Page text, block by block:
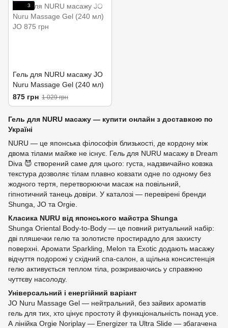
3
Гель для NURU масажу JO
Nuru Massage Gel (240 мл)
875 грн 1 029 грн
Гель для NURU масажу — купити онлайн з доставкою по
Україні
NURU — це японська філософія близькості, де кордону між
двома тілами майже не існує. Гель для NURU масажу в Dream
Diva 😈 створений саме для цього: густа, надзвичайно ковзка
текстура дозволяє тілам плавно ковзати одне по одному без
жодного тертя, перетворюючи масаж на повільний,
гіпнотичний танець довіри. У каталозі — перевірені бренди
Shunga, JO та Orgie.
Класика NURU від японського майстра Shunga
Shunga Oriental Body-to-Body — це повний ритуальний набір:
дві пляшечки гелю та золотисте простирадло для захисту
поверхні. Аромати Sparkling, Melon та Exotic додають масажу
відчуття подорожі у східний спа-салон, а щільна консистенція
гелю активується теплом тіла, розкриваючись у справжню
чуттєву насолоду.
Універсальний і енергійний варіант
JO Nuru Massage Gel — нейтральний, без зайвих ароматів
гель для тих, хто цінує простоту й функціональність понад усе.
А лінійка Orgie Noriplay — Energizer та Ultra Slide — збагачена